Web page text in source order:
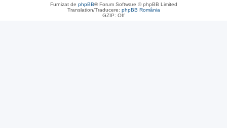
Furnizat de phpBB® Forum Software © phpBB Limited
Translation/Traducere: phpBB România
GZIP: Off